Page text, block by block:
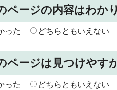
ページの内容はわか
った どちらともいえない
ページは見つけやす
った どちらともいえない